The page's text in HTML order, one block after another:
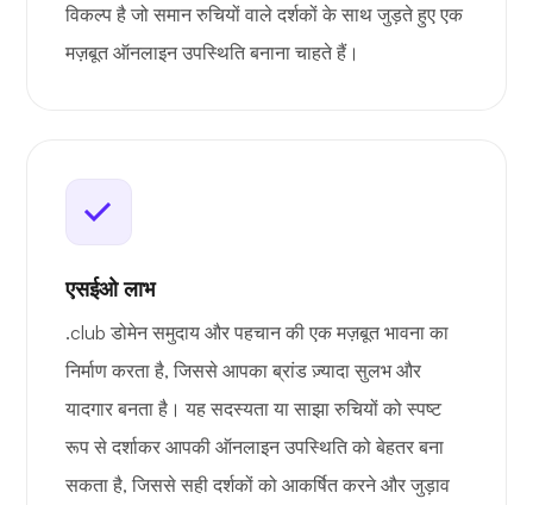
विकल्प है जो समान रुचियों वाले दर्शकों के साथ जुड़ते हुए एक
मज़बूत ऑनलाइन उपस्थिति बनाना चाहते हैं।
एसईओ लाभ
.club डोमेन समुदाय और पहचान की एक मज़बूत भावना का
निर्माण करता है, जिससे आपका ब्रांड ज़्यादा सुलभ और
यादगार बनता है। यह सदस्यता या साझा रुचियों को स्पष्ट
रूप से दर्शाकर आपकी ऑनलाइन उपस्थिति को बेहतर बना
सकता है, जिससे सही दर्शकों को आकर्षित करने और जुड़ाव